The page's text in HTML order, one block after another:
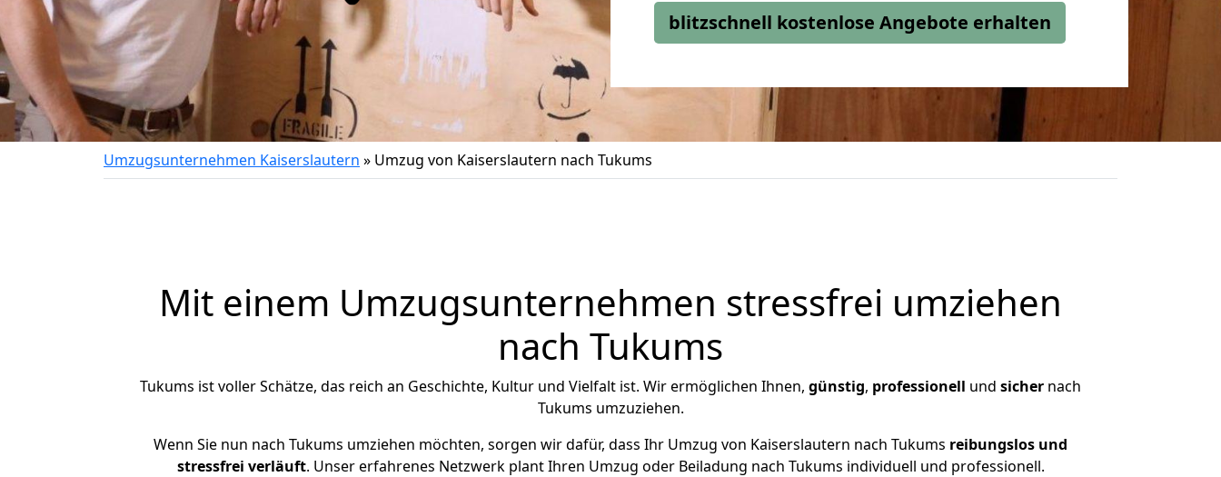
blitzschnell kostenlose Angebote erhalten
Umzugsunternehmen Kaiserslautern » Umzug von Kaiserslautern nach Tukums
Mit einem Umzugsunternehmen stressfrei umziehen
nach Tukums
Tukums ist voller Schätze, das reich an Geschichte, Kultur und Vielfalt ist. Wir ermöglichen Ihnen, günstig, professionell und sicher nach
Tukums umzuziehen.
Wenn Sie nun nach Tukums umziehen möchten, sorgen wir dafür, dass Ihr Umzug von Kaiserslautern nach Tukums reibungslos und
stressfrei verläuft. Unser erfahrenes Netzwerk plant Ihren Umzug oder Beiladung nach Tukums individuell und professionell.